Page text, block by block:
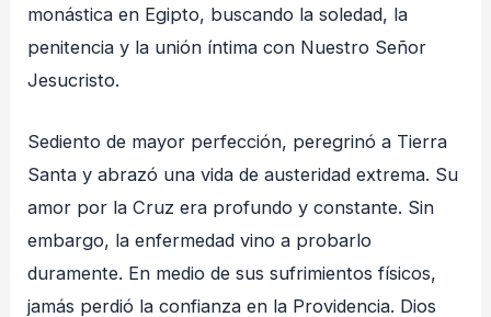
monástica en Egipto, buscando la soledad, la
penitencia y la unión íntima con Nuestro Señor
Jesucristo.
Sediento de mayor perfección, peregrinó a Tierra
Santa y abrazó una vida de austeridad extrema. Su
amor por la Cruz era profundo y constante. Sin
embargo, la enfermedad vino a probarlo
duramente. En medio de sus sufrimientos físicos,
jamás perdió la confianza en la Providencia. Dios